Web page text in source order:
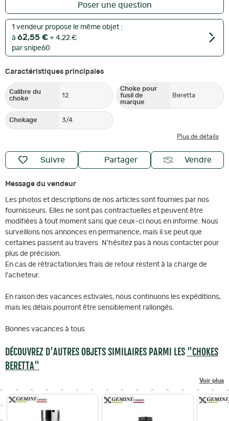
Poser une question
1 vendeur propose le même objet :
à 62,55 € + 4,22 €
par snipe60
Caractéristiques principales
Calibre du
choke
12
Choke pour
fusil de
marque
Beretta
Chokage 3/4
Plus de détails
Suivre Partager Vendre
Message du vendeur
Les photos et descriptions de nos articles sont fournies par nos
fournisseurs. Elles ne sont pas contractuelles et peuvent être
modifiées à tout moment sans que ceux-ci nous en informe. Nous
surveillons nos annonces en permanence, mais il se peut que
certaines passent au travers. N'hésitez pas à nous contacter pour
plus de précision.
En cas de rétractation,les frais de retour restent à la charge de
l'acheteur.
En raison des vacances estivales, nous continuons les expéditions,
mais les délais pourront être sensiblement rallongés.
Bonnes vacances à tous
DÉCOUVREZ D'AUTRES OBJETS SIMILAIRES PARMI LES "CHOKES
BERETTA"
Voir plus